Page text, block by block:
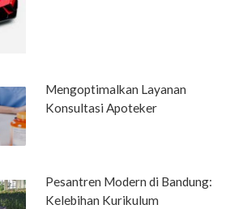
Mengoptimalkan Layanan
Konsultasi Apoteker
Pesantren Modern di Bandung:
Kelebihan Kurikulum